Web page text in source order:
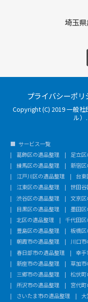
埼玉
プライバシーポリ
Copyright (C) 2019 一般
ル）
サービス一覧
葛飾区の遺品整理
足立
練馬区の遺品整理
新宿
江戸川区の遺品整理
台
江東区の遺品整理
世田
渋谷区の遺品整理
文京
目黒区の遺品整理
墨田
北区の遺品整理
千代田
豊島区の遺品整理
板橋
朝霞市の遺品整理
川口
春日部市の遺品整理
幸
新座市の遺品整理
草加
三郷市の遺品整理
松伏
所沢市の遺品整理
宮代
さいたま市の遺品整理